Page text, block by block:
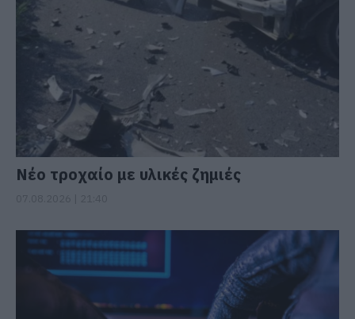
Νέο τροχαίο με υλικές ζημιές